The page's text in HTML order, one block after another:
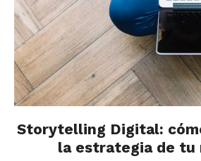
Storytelling Digital:
la estrategia de tu